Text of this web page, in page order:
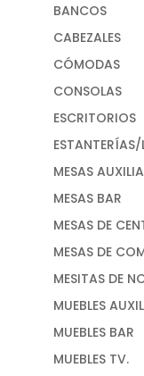
BANCOS
CABEZALES
CÓMODAS
CONSOLAS
ESCRITORIOS
ESTANTERÍAS/
MESAS
MESAS BAR
MESAS DE
MESAS DE
MESITAS DE
MUEBLES
MUEBLES BAR
MUEBLES TV.